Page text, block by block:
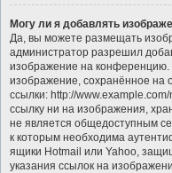
Могу ли я добавлять
Да, вы можете размещать
администратор разрешил
изображение на конференцию.
изображение, сохранённое на
ссылки: http://
ссылку ни на изображения,
не является общедоступным
к которым необходима
ящики Hotmail или Yahoo,
указания ссылок на